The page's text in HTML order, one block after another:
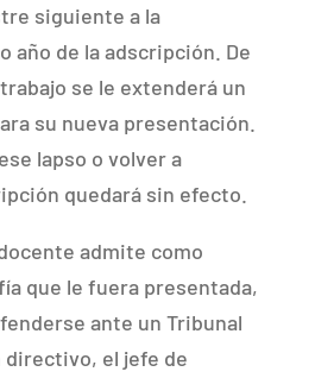
siguiente a la
año de la adscripción. De
se le extenderá un
su nueva presentación.
lapso o volver a
quedará sin efecto.
admite como
que le fuera presentada,
ante un Tribunal
el jefe de